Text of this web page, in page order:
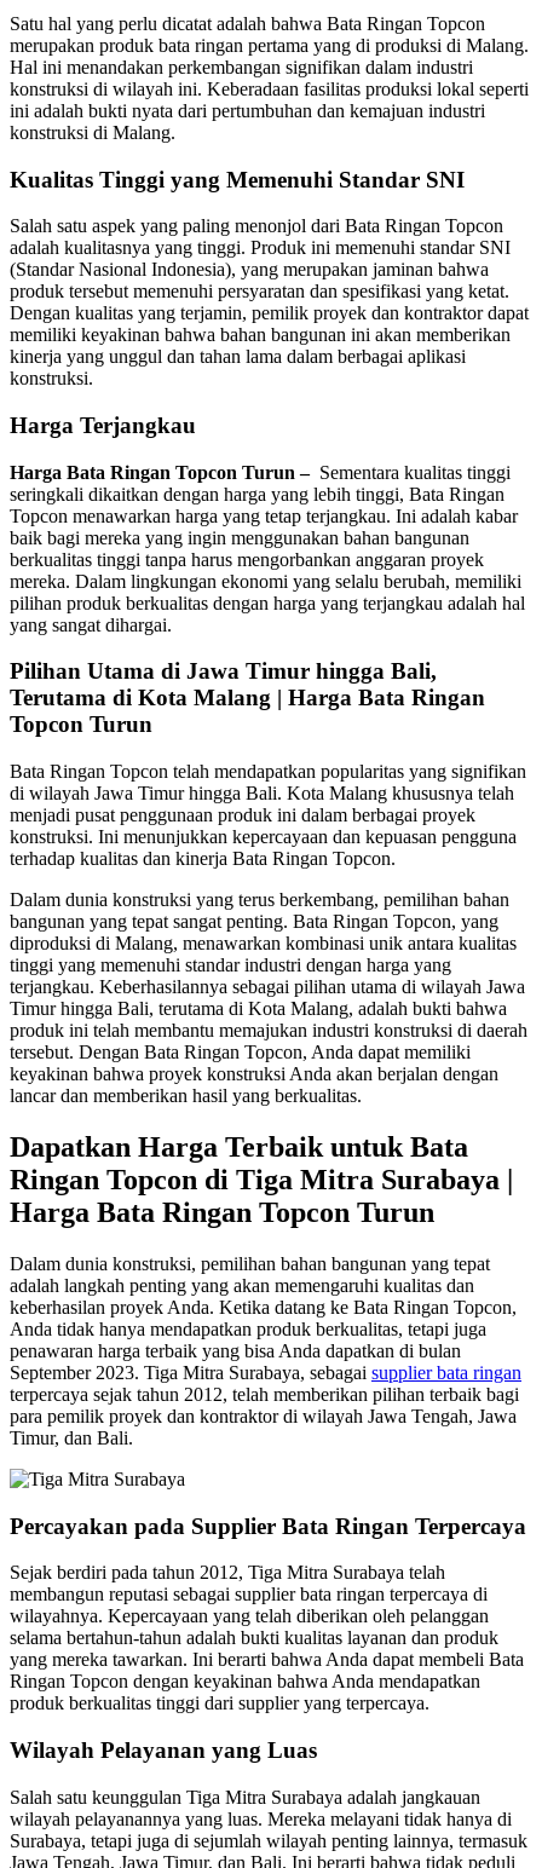
Satu hal yang perlu dicatat adalah bahwa Bata Ringan Topcon
merupakan produk bata ringan pertama yang di produksi di Malang.
Hal ini menandakan perkembangan signifikan dalam industri
konstruksi di wilayah ini. Keberadaan fasilitas produksi lokal seperti
ini adalah bukti nyata dari pertumbuhan dan kemajuan industri
konstruksi di Malang.
Kualitas Tinggi yang Memenuhi Standar SNI
Salah satu aspek yang paling menonjol dari Bata Ringan Topcon
adalah kualitasnya yang tinggi. Produk ini memenuhi standar SNI
(Standar Nasional Indonesia), yang merupakan jaminan bahwa
produk tersebut memenuhi persyaratan dan spesifikasi yang ketat.
Dengan kualitas yang terjamin, pemilik proyek dan kontraktor dapat
memiliki keyakinan bahwa bahan bangunan ini akan memberikan
kinerja yang unggul dan tahan lama dalam berbagai aplikasi
konstruksi.
Harga Terjangkau
Harga Bata Ringan Topcon Turun –Sementara kualitas tinggi
seringkali dikaitkan dengan harga yang lebih tinggi, Bata Ringan
Topcon menawarkan harga yang tetap terjangkau. Ini adalah kabar
baik bagi mereka yang ingin menggunakan bahan bangunan
berkualitas tinggi tanpa harus mengorbankan anggaran proyek
mereka. Dalam lingkungan ekonomi yang selalu berubah, memiliki
pilihan produk berkualitas dengan harga yang terjangkau adalah hal
yang sangat dihargai.
Pilihan Utama di Jawa Timur hingga Bali,
Terutama di Kota Malang | Harga Bata Ringan
Topcon Turun
Bata Ringan Topcon telah mendapatkan popularitas yang signifikan
di wilayah Jawa Timur hingga Bali. Kota Malang khususnya telah
menjadi pusat penggunaan produk ini dalam berbagai proyek
konstruksi. Ini menunjukkan kepercayaan dan kepuasan pengguna
terhadap kualitas dan kinerja Bata Ringan Topcon.
Dalam dunia konstruksi yang terus berkembang, pemilihan bahan
bangunan yang tepat sangat penting. Bata Ringan Topcon, yang
diproduksi di Malang, menawarkan kombinasi unik antara kualitas
tinggi yang memenuhi standar industri dengan harga yang
terjangkau. Keberhasilannya sebagai pilihan utama di wilayah Jawa
Timur hingga Bali, terutama di Kota Malang, adalah bukti bahwa
produk ini telah membantu memajukan industri konstruksi di daerah
tersebut. Dengan Bata Ringan Topcon, Anda dapat memiliki
keyakinan bahwa proyek konstruksi Anda akan berjalan dengan
lancar dan memberikan hasil yang berkualitas.
Dapatkan Harga Terbaik untuk Bata
Ringan Topcon di Tiga Mitra Surabaya |
Harga Bata Ringan Topcon Turun
Dalam dunia konstruksi, pemilihan bahan bangunan yang tepat
adalah langkah penting yang akan memengaruhi kualitas dan
keberhasilan proyek Anda. Ketika datang ke Bata Ringan Topcon,
Anda tidak hanya mendapatkan produk berkualitas, tetapi juga
penawaran harga terbaik yang bisa Anda dapatkan di bulan
September 2023. Tiga Mitra Surabaya, sebagai supplier bata ringan
terpercaya sejak tahun 2012, telah memberikan pilihan terbaik bagi
para pemilik proyek dan kontraktor di wilayah Jawa Tengah, Jawa
Timur, dan Bali.
Percayakan pada Supplier Bata Ringan Terpercaya
Sejak berdiri pada tahun 2012, Tiga Mitra Surabaya telah
membangun reputasi sebagai supplier bata ringan terpercaya di
wilayahnya. Kepercayaan yang telah diberikan oleh pelanggan
selama bertahun-tahun adalah bukti kualitas layanan dan produk
yang mereka tawarkan. Ini berarti bahwa Anda dapat membeli Bata
Ringan Topcon dengan keyakinan bahwa Anda mendapatkan
produk berkualitas tinggi dari supplier yang terpercaya.
Wilayah Pelayanan yang Luas
Salah satu keunggulan Tiga Mitra Surabaya adalah jangkauan
wilayah pelayanannya yang luas. Mereka melayani tidak hanya di
Surabaya, tetapi juga di sejumlah wilayah penting lainnya, termasuk
Jawa Tengah, Jawa Timur, dan Bali. Ini berarti bahwa tidak peduli